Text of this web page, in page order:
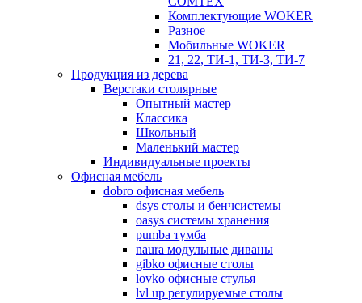
Комплектующие WOKER
Разное
Мобильные WOKER
21, 22, ТИ-1, ТИ-3, ТИ-7
Продукция из дерева
Верстаки столярные
Опытный мастер
Классика
Школьный
Маленький мастер
Индивидуальные проекты
Офисная мебель
dobro офисная мебель
dsys столы и бенчсистемы
oasys системы хранения
pumba тумба
naura модульные диваны
gibko офисные столы
lovko офисные стулья
lvl up регулируемые столы